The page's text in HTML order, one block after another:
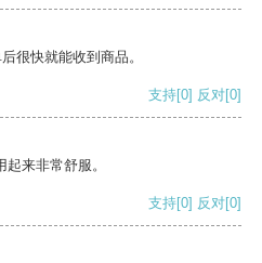
很快就能收到商品。
支持[0] 反对[0]
来非常舒服。
支持[0] 反对[0]